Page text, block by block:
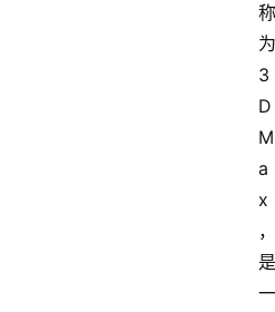
称
为
3
D
M
a
x
，
是
一